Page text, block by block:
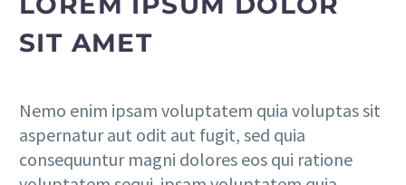
SIT AMET
Nemo enim ipsam voluptatem quia voluptas sit
aspernatur aut odit aut fugit, sed quia
consequuntur magni dolores eos qui ratione